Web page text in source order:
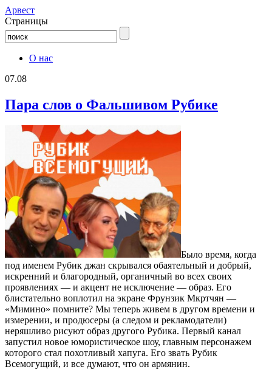
Aрвест
Страницы
О нас
07.08
Пара слов о Фальшивом Рубике
Было время, когда
под именем Рубик джан скрывался обаятельный и добрый,
искренний и благородный, органичный во всех своих
проявлениях — и акцент не исключение — образ. Его
блистательно воплотил на экране Фрунзик Мкртчян —
«Мимино» помните? Мы теперь живем в другом времени и
измерении, и продюсеры (а следом и рекламодатели)
неряшливо рисуют образ другого Рубика. Первый канал
запустил новое юмористическое шоу, главным персонажем
которого стал похотливый хапуга. Его звать Рубик
Всемогущий, и все думают, что он армянин.